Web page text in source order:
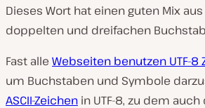
Dieses Wort hat einen guten Mix
doppelten und dreifachen
Fast alle Webseiten benutzen UTF-8
um Buchstaben und Symbole
ASCII-Zeichen in UTF-8, zu dem